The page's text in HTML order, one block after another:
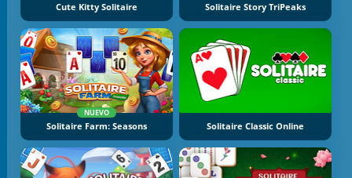
Cute Kitty Solitaire Solitaire Story TriPeaks
NUEVO
Solitaire Farm: Seasons Solitaire Classic Online